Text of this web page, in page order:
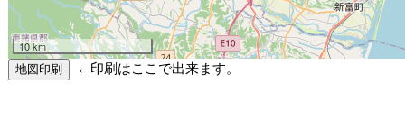
10 km
←印刷はここで出来ます。